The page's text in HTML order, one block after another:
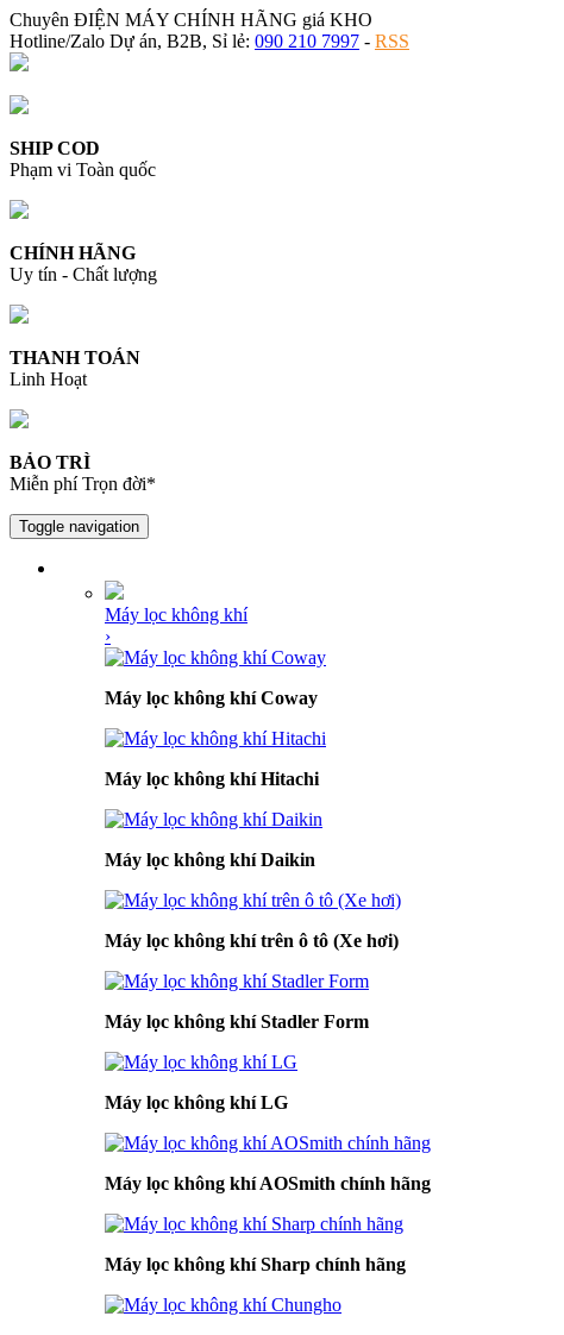
Chuyên ĐIỆN MÁY CHÍNH HÃNG giá KHO
Hotline/Zalo Dự án, B2B, Sỉ lẻ: 090 210 7997 - RSS
SHIP COD
Phạm vi Toàn quốc
CHÍNH HÃNG
Uy tín - Chất lượng
THANH TOÁN
Linh Hoạt
BẢO TRÌ
Miễn phí Trọn đời*
Toggle navigation
Máy lọc không khí
›
Máy lọc không khí Coway
Máy lọc không khí Hitachi
Máy lọc không khí Daikin
Máy lọc không khí trên ô tô (Xe hơi)
Máy lọc không khí Stadler Form
Máy lọc không khí LG
Máy lọc không khí AOSmith chính hãng
Máy lọc không khí Sharp chính hãng